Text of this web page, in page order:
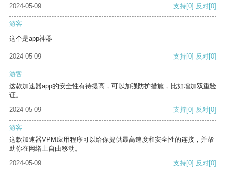
2024-05-09 支持[0] 反对[0]
游客
这个是app神器
2024-05-09 支持[0] 反对[0]
游客
这款加速器app的安全性有待提高，可以加强防护措施，比如增加双重验
证。
2024-05-09
支持[0] 反对[0]
游客
这款加速器VPM应用程序可以给你提供最高速度和安全性的连接，并帮
助你在网络上自由移动。
2024-05-09
支持[0] 反对[0]